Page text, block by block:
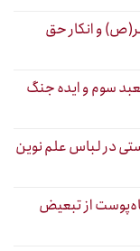
و انکار حق
سوم و ایده جنگ
در لباس علم نوین
از تبعیض